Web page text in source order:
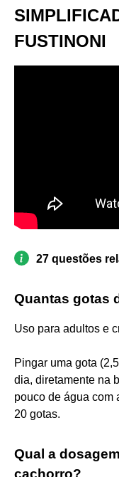
FUSTINONI
27 questões
Quantas gotas
Uso para adultos e
Pingar uma gota
dia, diretamente na
pouco de água com
20 gotas.
Qual a
cachorro?